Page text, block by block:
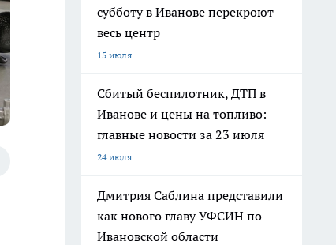
субботу в Иванове перекроют
весь центр
15 июля
Сбитый беспилотник, ДТП в
Иванове и цены на топливо:
главные новости за 23 июля
24 июля
Дмитрия Саблина представили
как нового главу УФСИН по
Ивановской области